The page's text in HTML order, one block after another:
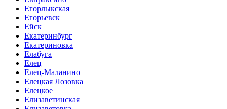
Егорлыкская
Егорьевск
Ейск
Екатеринбург
Екатериновка
Елабуга
Елец
Елец-Маланино
Елецкая Лозовка
Елецкое
Елизаветинская